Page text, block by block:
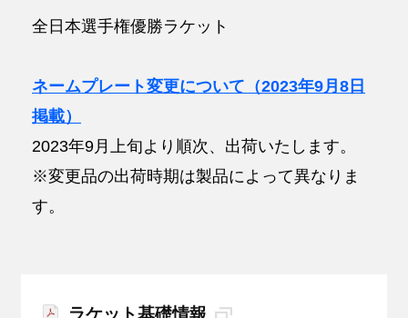
全日本選手権優勝ラケット
ネームプレート変更について（2023年9月8日
掲載）
2023年9月上旬より順次、出荷いたします。
※変更品の出荷時期は製品によって異なりま
す。
ラケット基礎情報